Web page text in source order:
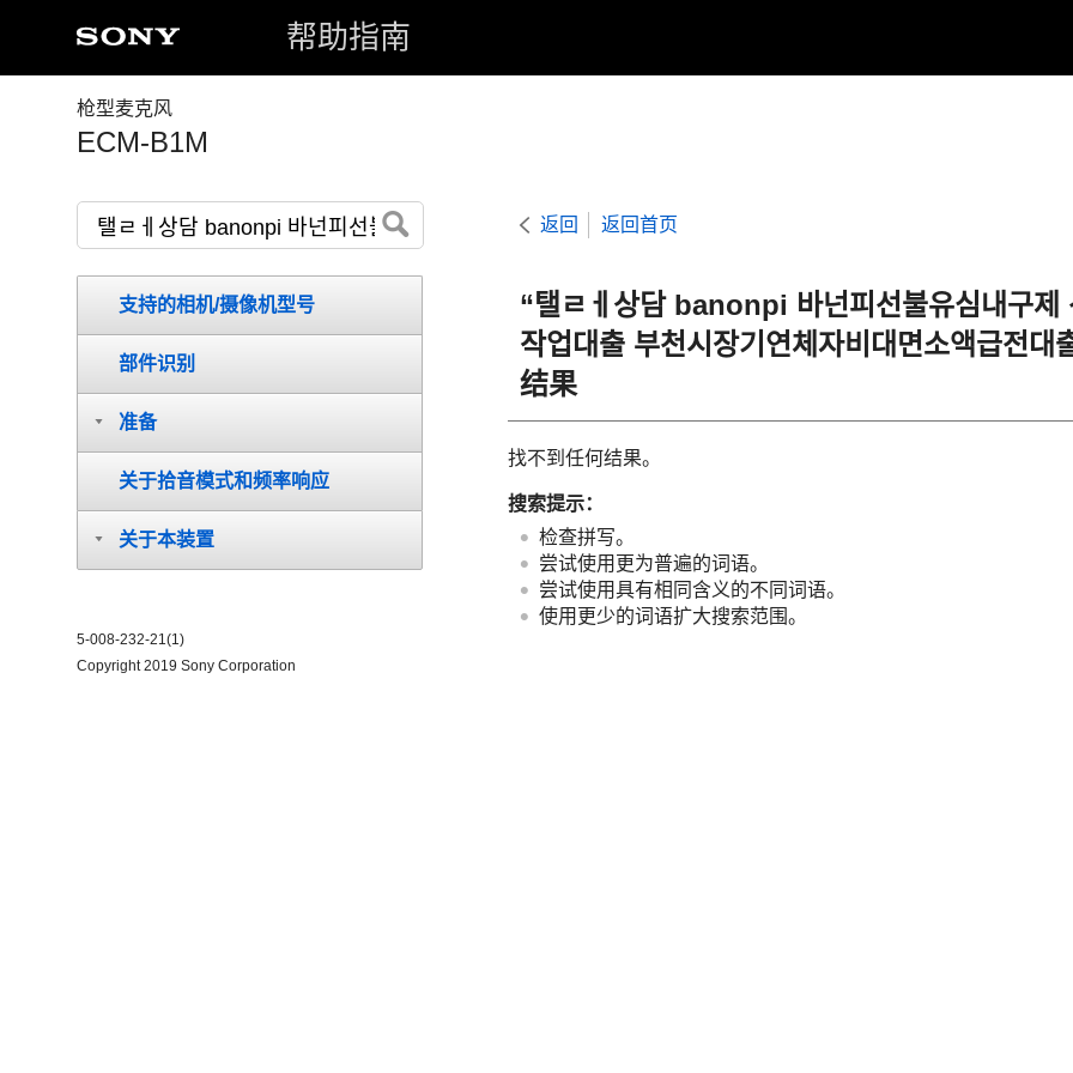
帮助指南
枪型麦克风
ECM-B1M
返回 返回首页
“탤ㄹㅔ상담 banonpi 바넌피선불유심내구제
작업대출 부천시장기연체자비대면소액급전
结果
找不到任何结果。
搜索提示：
检查拼写。
尝试使用更为普遍的词语。
尝试使用具有相同含义的不同词语。
使用更少的词语扩大搜索范围。
支持的相机/摄像机型号
部件识别
准备
关于拾音模式和频率响应
关于本装置
5-008-232-21(1)
Copyright 2019 Sony Corporation